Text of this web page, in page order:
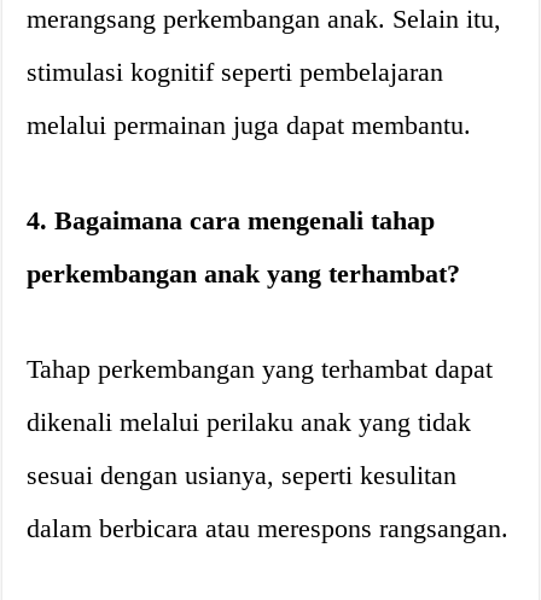
merangsang perkembangan anak. Selain itu,
stimulasi kognitif seperti pembelajaran
melalui permainan juga dapat membantu.
4. Bagaimana cara mengenali tahap
perkembangan anak yang terhambat?
Tahap perkembangan yang terhambat dapat
dikenali melalui perilaku anak yang tidak
sesuai dengan usianya, seperti kesulitan
dalam berbicara atau merespons rangsangan.